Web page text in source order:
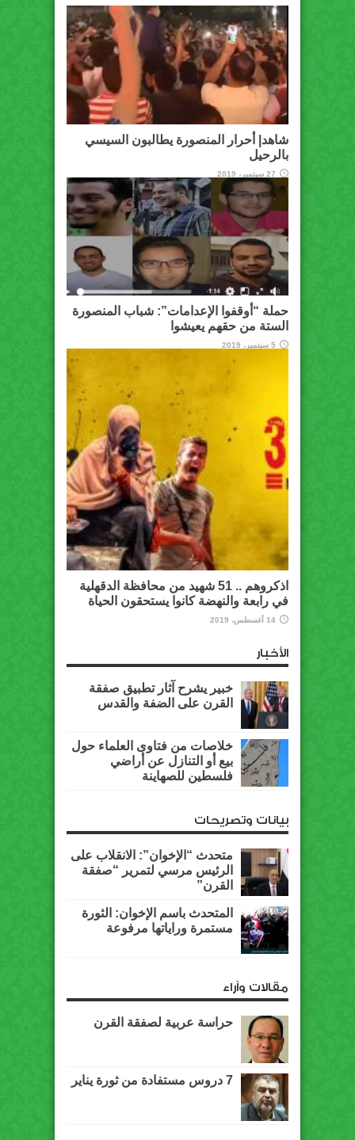
شاهد| أحرار المنصورة يطالبون السيسي
بالرحيل
27 سبتمبر، 2019
حملة “أوقفوا الإعدامات”: شباب المنصورة
الستة من حقهم يعيشوا
5 سبتمبر، 2019
اذكروهم .. 51 شهيد من محافظة الدقهلية
في رابعة والنهضة كانوا يستحقون الحياة
14 أغسطس، 2019
الأخبار
خبير يشرح آثار تطبيق صفقة
القرن على الضفة والقدس
خلاصات من فتاوى العلماء حول
بيع أو التنازل عن أراضي
فلسطين للصهاينة
بيانات وتصريحات
متحدث “الإخوان”: الانقلاب على
الرئيس مرسي لتمرير “صفقة
القرن”
المتحدث باسم الإخوان: الثورة
مستمرة وراياتها مرفوعة
مقالات وآراء
حراسة عربية لصفقة القرن
7 دروس مستفادة من ثورة يناير